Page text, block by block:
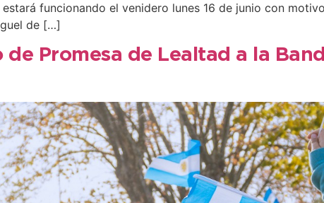
funcionando el venidero lunes 16 de junio con
de […]
de Promesa de Lealtad a la